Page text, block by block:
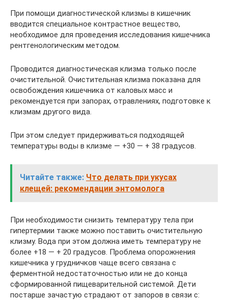
При помощи диагностической клизмы в кишечник
вводится специальное контрастное вещество,
необходимое для проведения исследования кишечника
рентгенологическим методом.
Проводится диагностическая клизма только после
очистительной. Очистительная клизма показана для
освобождения кишечника от каловых масс и
рекомендуется при запорах, отравлениях, подготовке к
клизмам другого вида.
При этом следует придерживаться подходящей
температуры воды в клизме — +30 — + 38 градусов.
Читайте также: Что делать при укусах
клещей: рекомендации энтомолога
При необходимости снизить температуру тела при
гипертермии также можно поставить очистительную
клизму. Вода при этом должна иметь температуру не
более +18 — + 20 градусов. Проблема опорожнения
кишечника у грудничков чаще всего связана с
ферментной недостаточностью или не до конца
сформированной пищеварительной системой. Дети
постарше зачастую страдают от запоров в связи с: